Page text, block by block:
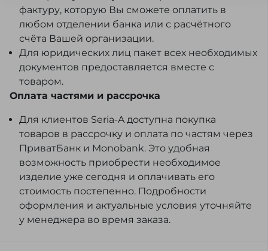
фактуру, которую Вы сможете оплатить в
любом отделении банка или с расчётного
счёта Вашей организации.
Для юридических лиц пакет всех необходимых
документов предоставляется вместе с
товаром.
Оплата частями и рассрочка
Для клиентов Seria-A доступна покупка
товаров в рассрочку и оплата по частям через
ПриватБанк и Monobank. Это удобная
возможность приобрести необходимое
изделие уже сегодня и оплачивать его
стоимость постепенно. Подробности
оформления и актуальные условия уточняйте
у менеджера во время заказа.